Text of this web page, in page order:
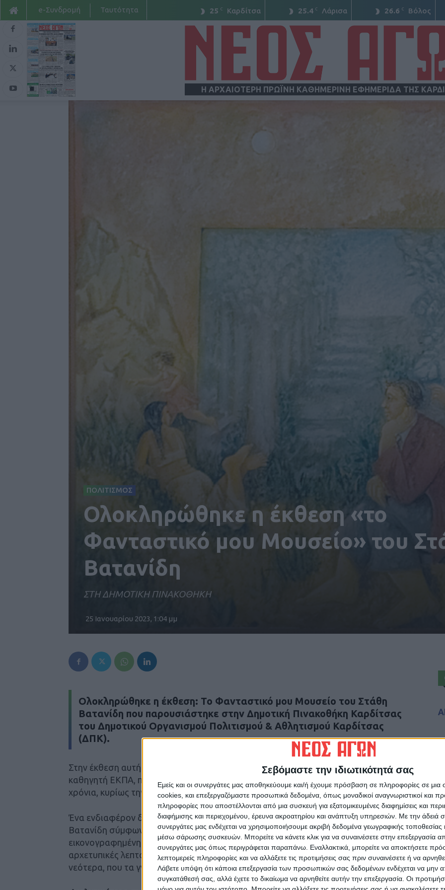
Σεβόμαστε την ιδιωτικότητά σας
Εμείς και οι συνεργάτες μας αποθηκεύουμε και/ή έχουμε πρόσβαση σε πληροφορίες σε
cookies, και επεξεργαζόμαστε προσωπικά δεδομένα, όπως μοναδικοί αναγνωριστικοί και
πληροφορίες που αποστέλλονται από μια συσκευή για εξατομικευμένες διαφημίσεις και
διαφήμισης και περιεχομένου, έρευνα ακροατηρίου και ανάπτυξη υπηρεσιών. Με την άδειά
συνεργάτες μας ενδέχεται να χρησιμοποιήσουμε ακριβή δεδομένα γεωγραφικής τοποθεσίας
μέσω σάρωσης συσκευών. Μπορείτε να κάνετε κλικ για να συναινέσετε στην επεξεργασία
συνεργάτες μας όπως περιγράφεται παραπάνω. Εναλλακτικά, μπορείτε να αποκτήσετε
λεπτομερείς πληροφορίες και να αλλάξετε τις προτιμήσεις σας πριν συναινέσετε ή να
Λάβετε υπόψη ότι κάποια επεξεργασία των προσωπικών σας δεδομένων ενδέχεται να μην
συγκατάθεσή σας, αλλά έχετε το δικαίωμα να αρνηθείτε αυτήν την επεξεργασία. Οι
25 C Καρδίτσα 25.4 C Λάρισα 26.6 C Βόλος
e-Συνδρομή Ταυτότητα
Η ΑΡΧΑΙΟΤΕΡΗ ΠΡΩΪΝΗ ΚΑΘΗΜΕΡΙΝΗ ΕΦΗΜΕΡΙΔΑ ΤΗΣ
ΠΟΛΙΤΙΣΜΟΣ
Ολοκληρώθηκε η έκθεση «το
Φανταστικό μου Μουσείο» του
Βατανίδη
ΣΤΗ ΔΗΜΟΤΙΚΗ ΠΙΝΑΚΟΘΗΚΗ
25 Ιανουαρίου 2023, 1:04 μμ
Ολοκληρώθηκε η έκθεση: Το Φανταστικό μου Μουσείο του Στάθη
Βατανίδη που παρουσιάστηκε στην Δημοτική Πινακοθήκη Καρδίτσας
του Δημοτικού Οργανισμού Πολιτισμού & Αθλητισμού Καρδίτσας
(ΔΠΚ).
Στην έκθεση αυτή που οργανώθηκε με επιμέλεια του Μάνου Στεφανίδη, Ομότιμου
καθηγητή ΕΚΠΑ, παρουσιάστηκαν 35 έργα που ο καλλιτέχνης δούλεψε τα τελευταία
χρόνια, κυρίως την περίοδο της πανδημίας και του εγκλεισμού.
Ένα ενδιαφέρον δείγμα της πρόσφατης δουλείας του, το ‘’opus magnum’’ του Στάθη
Βατανίδη σύμφωνα με τον επιμελητή της έκθεσης, όπου ‘’κατ΄ουσίαν φιλοτεχνεί μίαν
εικονογραφημένη ιστορία της τέχνης ενσωματώνοντας στις δικές του συνθέσεις
αρχετυπικές λεπτομέρειες από τα κλασικά αριστουργήματα, παλαιότερα και
νεότερα, που τα γνώρισε είτε ζωντανά είτε από βιβλία και τον συγκλόνισαν’’.